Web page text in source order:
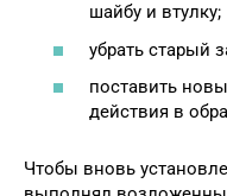
шайбу и втулку;
убрать старый
поставить
действия в
Чтобы вновь